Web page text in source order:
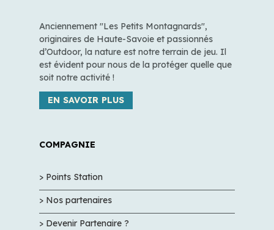
Anciennement "Les Petits Montagnards",
originaires de Haute-Savoie et passionnés
d’Outdoor, la nature est notre terrain de jeu. Il
est évident pour nous de la protéger quelle que
soit notre activité !
EN SAVOIR PLUS
COMPAGNIE
> Points Station
> Nos partenaires
> Devenir Partenaire ?